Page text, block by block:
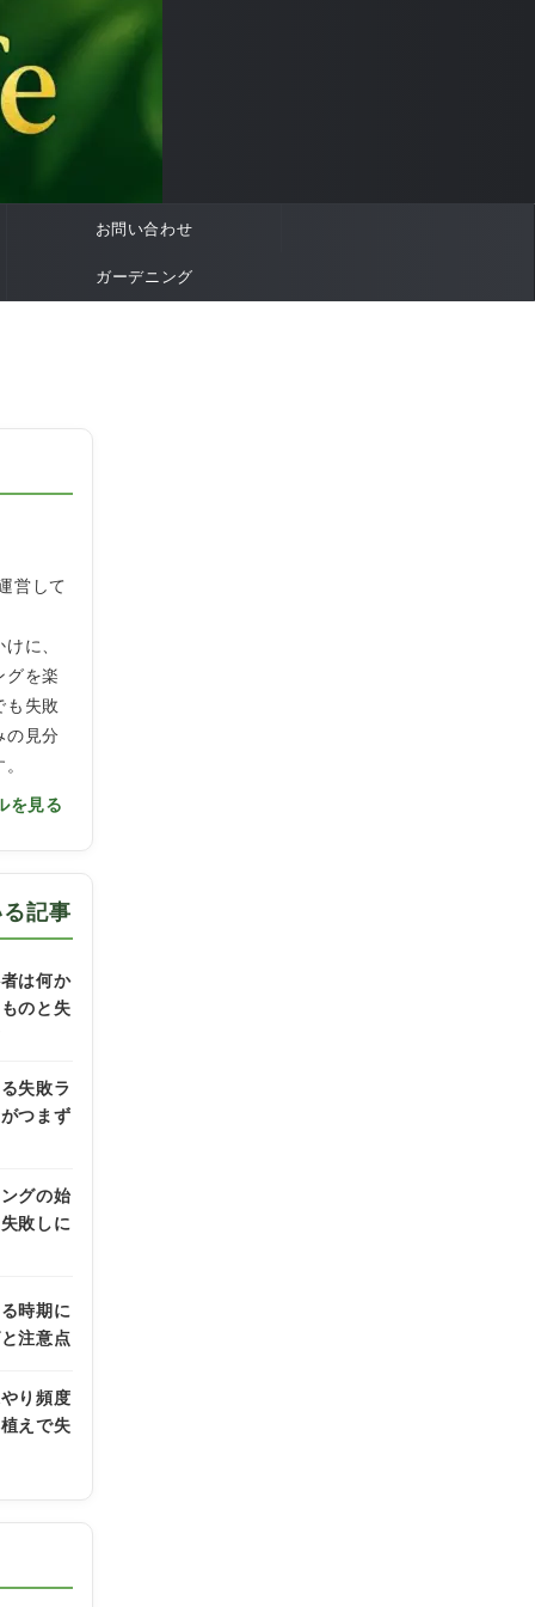
お問い合わせ
ガーデニング
営して
に、
グを楽
も失敗
の見分
を見る
記事
は何か
のと失
失敗ラ
つまず
グの始
敗しに
時期に
注意点
り頻度
えで失